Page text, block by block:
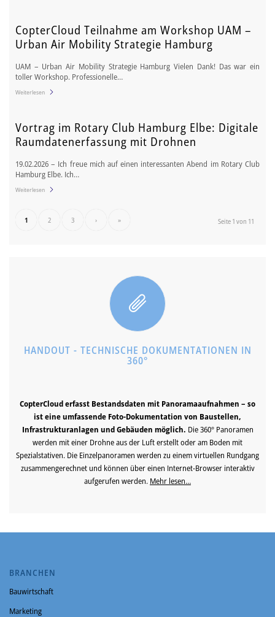
CopterCloud Teilnahme am Workshop UAM –
Urban Air Mobility Strategie Hamburg
UAM – Urban Air Mobility Strategie Hamburg Vielen Dank! Das war ein
toller Workshop. Professionelle…
Weiterlesen
Vortrag im Rotary Club Hamburg Elbe: Digitale
Raumdatenerfassung mit Drohnen
19.02.2026 – Ich freue mich auf einen interessanten Abend im Rotary Club
Hamburg Elbe. Ich…
Weiterlesen
Seite 1 von 11
1 2 3 › »
HANDOUT - TECHNISCHE DOKUMENTATIONEN IN
360°
CopterCloud erfasst Bestandsdaten mit Panoramaaufnahmen – so
ist eine umfassende Foto-Dokumentation von Baustellen,
Infrastrukturanlagen und Gebäuden möglich. Die 360° Panoramen
werden mit einer Drohne aus der Luft erstellt oder am Boden mit
Spezialstativen. Die Einzelpanoramen werden zu einem virtuellen Rundgang
zusammengerechnet und können über einen Internet-Browser interaktiv
aufgerufen werden. Mehr lesen…
BRANCHEN
Bauwirtschaft
Marketing